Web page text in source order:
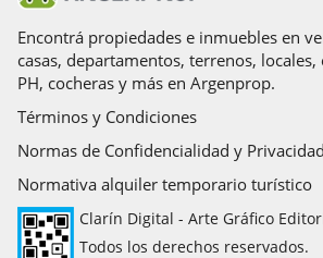
Encontrá propiedades e inmuebles en
casas, departamentos, terrenos,
PH, cocheras y más en Argenprop.
Términos y Condiciones
Normas de Confidencialidad y Privacidad
Normativa alquiler temporario turístico
Clarín Digital - Arte Gráfico
Todos los derechos reservados.